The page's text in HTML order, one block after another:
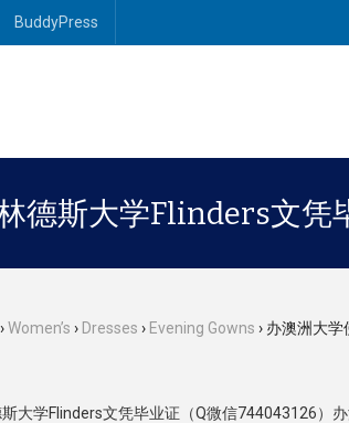
BuddyPress
德斯大学Flinders文凭
›Women’s › Dresses › Evening Gowns › 办澳洲大学
大学Flinders文凭毕业证（Q微信744043126）